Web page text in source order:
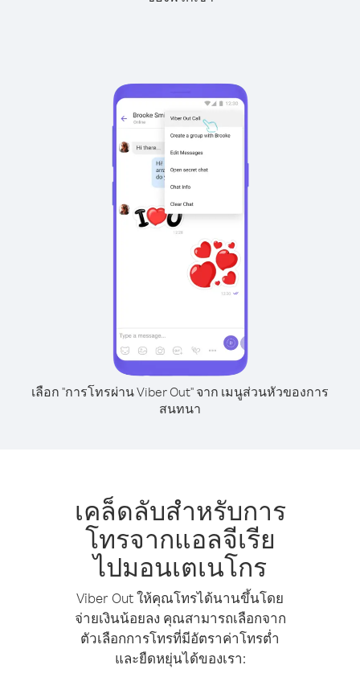
เลือก "การโทรผ่าน Viber Out" จาก เมนูส่วนหัวของการ
สนทนา
เคล็ดลับสำหรับการ
โทรจากแอลจีเรีย
ไปมอนเตเนโกร
Viber Out ให้คุณโทรได้นานขึ้นโดย
จ่ายเงินน้อยลง คุณสามารถเลือกจาก
ตัวเลือกการโทรที่มีอัตราค่าโทรต่ำ
และยืดหยุ่นได้ของเรา: